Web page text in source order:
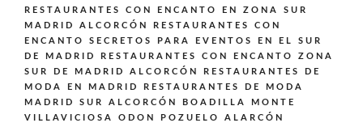
RESTAURANTES CON ENCANTO EN ZONA SUR
MADRID ALCORCÓN
RESTAURANTES CON
ENCANTO SECRETOS PARA EVENTOS EN EL SUR
DE MADRID
RESTAURANTES CON ENCANTO ZONA
SUR DE MADRID ALCORCÓN
RESTAURANTES DE
MODA EN MADRID
RESTAURANTES DE MODA
MADRID SUR ALCORCÓN BOADILLA MONTE
VILLAVICIOSA ODON POZUELO ALARCÓN